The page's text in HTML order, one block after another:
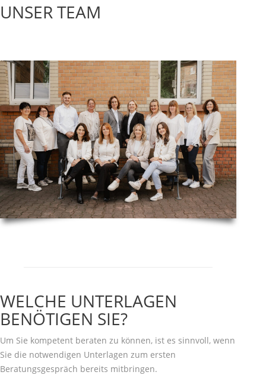
UNSER TEAM
WELCHE UNTERLAGEN
BENÖTIGEN SIE?
Um Sie kompetent beraten zu können, ist es sinnvoll, wenn
Sie die notwendigen Unterlagen zum ersten
Beratungsgespräch bereits mitbringen.